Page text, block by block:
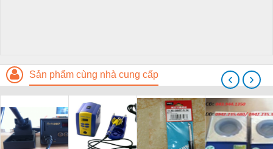
Sản phẩm cùng nhà cung cấp ‹ ›